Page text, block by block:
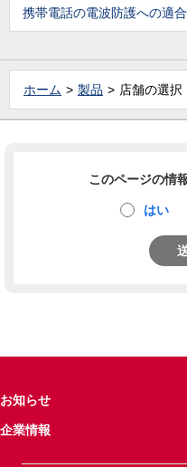
携帯電話の電波防護への適
ホーム 製品 店舗の選択
このページの情
はい
お知らせ
企業情報